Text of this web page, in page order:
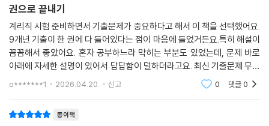
권으로 끝내기
계리직 시험 준비하면서 기출문제가 중요하다고 해서 이 책을 선택했어요.
9개년 기출이 한 권에 다 들어있다는 점이 마음에 들었거든요.특히 해설이
꼼꼼해서 좋았어요. 혼자 공부하느라 막히는 부분도 있었는데, 문제 바로
아래에 자세한 설명이 있어서 답답함이 덜하더라고요. 최신 기출문제 무료
강의도 있어서, 혼자 공부하기 힘들 때 도움을 받을 수 있었어요.기출문제
o*******1 2026.04.20. 신고 0 댓글0
종이책